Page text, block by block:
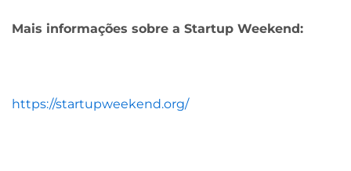
Mais informações sobre a Startup Weekend:
https://startupweekend.org/